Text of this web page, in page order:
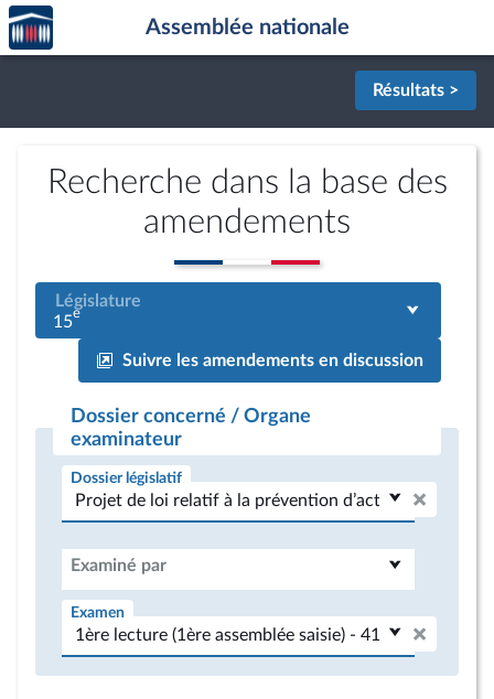
Aller au contenu
Aller en bas de la page
Accèder
à la
page
Assemblée nationale
Résultats >
Recherche dans la base des
amendements
Législature
15e
Suivre les amendements en discussion
Dossier concerné / Organe
examinateur
Dossier législatif
Examiné par
Examen